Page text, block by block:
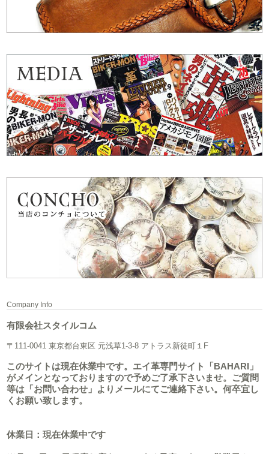
Company Info
有限会社スタイルコム
〒111-0041 東京都台東区 元浅草1-3-8 アトラス新徒町１F
このサイトは現在休業中です。エイ革専門サイト「BAHARI」
がメインとなっておりますので予めご了承下さいませ。ご質問
等は「お問い合わせ」よりメールにてご連絡下さい。何卒宜し
くお願い致します。
休業日：現在休業中です